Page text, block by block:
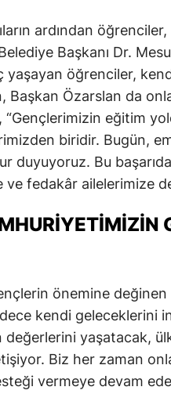
ardından
Başkanı Dr.
yaşayan öğrenciler,
Başkan Özarslan da
“Gençlerimizin eğitim
biridir. Bugün,
duyuyoruz. Bu
ve fedakâr ailelerimize
önemine değinen
kendi geleceklerini
yaşatacak,
Biz her zaman
vermeye devam